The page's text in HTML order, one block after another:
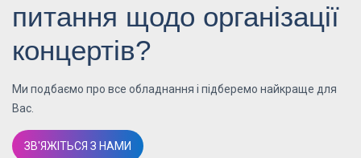
питання щодо організації
концертів?
Ми подбаємо про все обладнання і підберемо найкраще для
Вас.
ЗВ'ЯЖІТЬСЯ З НАМИ